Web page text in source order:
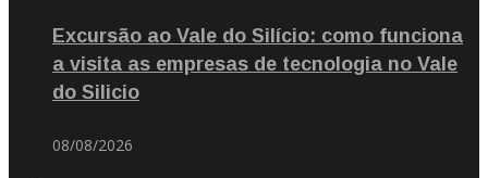
Excursão ao Vale do Silício: como funciona
a visita as empresas de tecnologia no Vale
do Silicio
08/08/2026